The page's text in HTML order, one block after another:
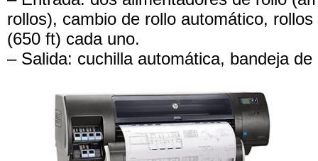
rollos), cambio de rollo automático,
(650 ft) cada uno.
– Salida: cuchilla automática, bandeja de